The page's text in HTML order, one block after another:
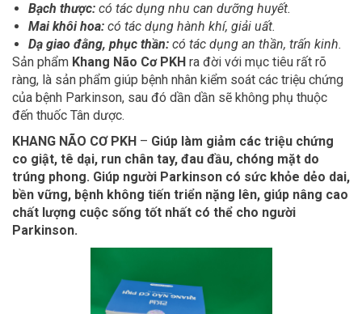
Bạch thược: có tác dụng nhu can dưỡng huyết.
Mai khôi hoa: có tác dụng hành khí, giải uất.
Dạ giao đằng, phục thần: có tác dụng an thần, trấn kinh.
Sản phẩm Khang Não Cơ PKH ra đời với mục tiêu rất rõ
ràng, là sản phẩm giúp bệnh nhân kiểm soát các triệu chứng
của bệnh Parkinson, sau đó dần dần sẽ không phụ thuộc
đến thuốc Tân dược.
KHANG NÃO CƠ PKH – Giúp làm giảm các triệu chứng
co giật, tê dại, run chân tay, đau đầu, chóng mặt do
trúng phong. Giúp người Parkinson có sức khỏe dẻo dai,
bền vững, bệnh không tiến triển nặng lên, giúp nâng cao
chất lượng cuộc sống tốt nhất có thể cho người
Parkinson.